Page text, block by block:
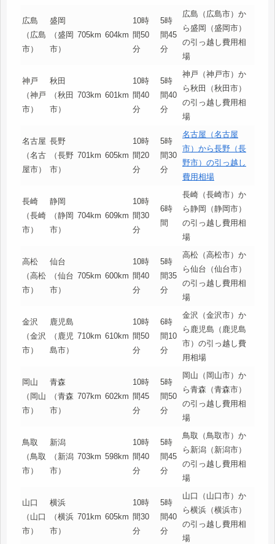
広島
（広島
市）
盛岡
（盛岡
市）
705km 604km
10時
間50
分
5時
間45
分
広島（広島市）か
ら盛岡（盛岡市）
の引っ越し費用相
場
神戸
（神戸
市）
秋田
（秋田
市）
703km 601km
10時
間40
分
5時
間40
分
神戸（神戸市）か
ら秋田（秋田市）
の引っ越し費用相
場
名古屋
（名古
屋市）
長野
（長野
市）
701km 605km
10時
間20
分
5時
間30
分
名古屋（名古屋
市）から長野（長
野市）の引っ越し
費用相場
長崎
（長崎
市）
静岡
（静岡
市）
704km 609km
10時
間30
分
6時
間
長崎（長崎市）か
ら静岡（静岡市）
の引っ越し費用相
場
高松
（高松
市）
仙台
（仙台
市）
705km 600km
10時
間40
分
5時
間35
分
高松（高松市）か
ら仙台（仙台市）
の引っ越し費用相
場
金沢
（金沢
市）
鹿児島
（鹿児
島市）
710km 610km
10時
間50
分
6時
間10
分
金沢（金沢市）か
ら鹿児島（鹿児島
市）の引っ越し費
用相場
岡山
（岡山
市）
青森
（青森
市）
707km 602km
10時
間45
分
5時
間50
分
岡山（岡山市）か
ら青森（青森市）
の引っ越し費用相
場
鳥取
（鳥取
市）
新潟
（新潟
市）
703km 598km
10時
間40
分
5時
間45
分
鳥取（鳥取市）か
ら新潟（新潟市）
の引っ越し費用相
場
山口
（山口
市）
横浜
（横浜
市）
701km 605km
10時
間30
分
5時
間40
分
山口（山口市）か
ら横浜（横浜市）
の引っ越し費用相
場